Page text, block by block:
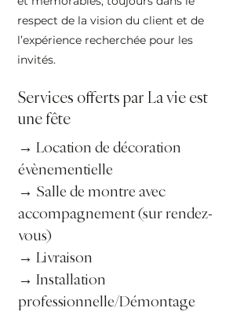
respect de la vision du client et de
l’expérience recherchée pour les
invités.
Services offerts par La vie est
une fête
→ Location de décoration
évènementielle
→ Salle de montre avec
accompagnement (sur rendez-
vous)
→ Livraison
→ Installation
professionnelle/Démontage